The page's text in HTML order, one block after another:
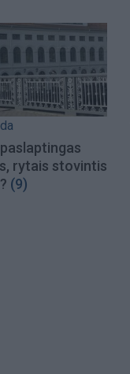
rytais stovintis
(9)